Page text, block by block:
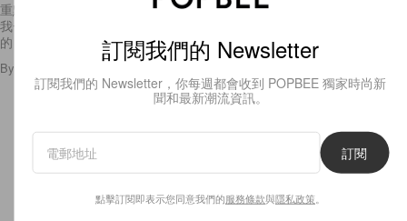
重點，驚嘆完她們有多美麗、服裝師有多會搭配、攝影師有多會照之後，
我一定還會看看場景中藏了什麼秘密。這組照片的背景就滿令人匪夷所思
的，一開
By
訂閱我們的 Newsletter
訂閱我們的 Newsletter，你每週都會收到 POPBEE 獨家時尚新
聞和最新潮流資訊。
訂閱
點擊訂閱即表示您同意我們的服務條款與隱私政策